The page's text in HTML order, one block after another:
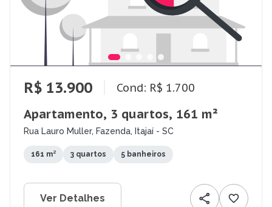
R$ 13.900 Cond: R$ 1.700
Apartamento, 3 quartos, 161 m²
Rua Lauro Muller, Fazenda, Itajaí - SC
161 m² 3 quartos 5 banheiros
Ver Detalhes